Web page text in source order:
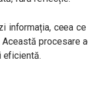
informația, ceea ce
procesare
eficientă.